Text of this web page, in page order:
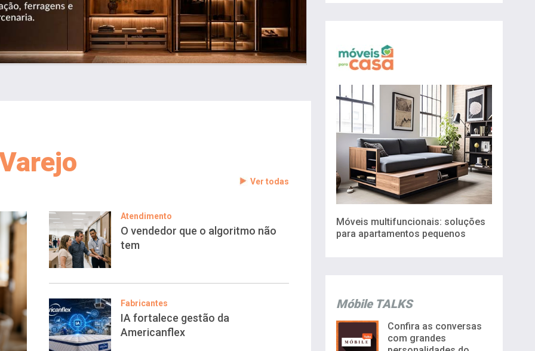
Ver todas
Atendimento
O vendedor que o algoritmo não
tem
Fabricantes
IA fortalece gestão da
Americanflex
Móveis multifuncionais: soluções
para apartamentos pequenos
Móbile TALKS
Confira as conversas
com grandes